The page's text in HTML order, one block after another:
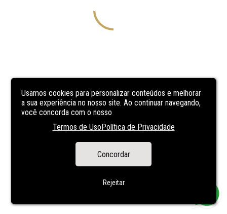
Usamos cookies para personalizar conteúdos e melhorar
a sua experiência no nosso site. Ao continuar navegando,
você concorda com o nosso
Termos de UsoPolítica de Privacidade
Concordar
Rejeitar